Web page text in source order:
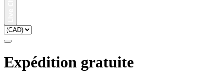
Expédition gratuite